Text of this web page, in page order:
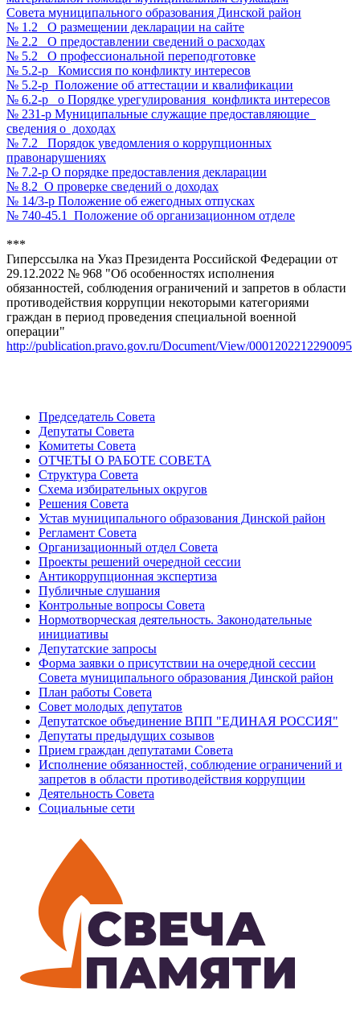
Совета муниципального образования Динской район
№ 1.2 О размещении декларации на сайте
№ 2.2 О предоставлении сведений о расходах
№ 5.2 О профессиональной переподготовке
№ 5.2-р Комиссия по конфликту интересов
№ 5.2-р Положение об аттестации и квалификации
№ 6.2-р о Порядке урегулирования конфликта интересов
№ 231-р Муниципальные служащие предоставляющие
сведения о доходах
№ 7.2 Порядок уведомления о коррупционных
правонарушениях
№ 7.2-р О порядке предоставления декларации
№ 8.2 О проверке сведений о доходах
№ 14/3-р Положение об ежегодных отпусках
№ 740-45.1 Положение об организационном отделе
***
Гиперссылка на Указ Президента Российской Федерации от
29.12.2022 № 968 "Об особенностях исполнения
обязанностей, соблюдения ограничений и запретов в области
противодействия коррупции некоторыми категориями
граждан в период проведения специальной военной
операции"
http://publication.pravo.gov.ru/Document/View/0001202212290095
Председатель Совета
Депутаты Совета
Комитеты Совета
ОТЧЕТЫ О РАБОТЕ СОВЕТА
Структура Совета
Схема избирательных округов
Решения Совета
Устав муниципального образования Динской район
Регламент Совета
Организационный отдел Совета
Проекты решений очередной сессии
Антикоррупционная экспертиза
Публичные слушания
Контрольные вопросы Совета
Нормотворческая деятельность. Законодательные
инициативы
Депутатские запросы
Форма заявки о присутствии на очередной сессии
Совета муниципального образования Динской район
План работы Совета
Совет молодых депутатов
Депутатское объединение ВПП "ЕДИНАЯ РОССИЯ"
Депутаты предыдущих созывов
Прием граждан депутатами Совета
Исполнение обязанностей, соблюдение ограничений и
запретов в области противодействия коррупции
Деятельность Совета
Социальные сети